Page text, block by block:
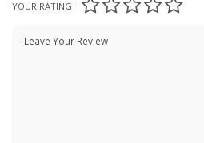
YOUR RATING